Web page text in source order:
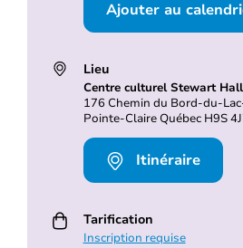
Ajouter au
Lieu
Centre culturel Stewart Hall
176 Chemin du Bord-du-
Pointe-Claire Québec H9S
Itinéraire
Tarification
Inscription requise